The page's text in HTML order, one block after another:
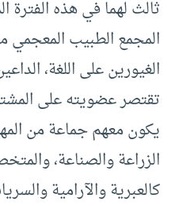
ثالث لهما في هذه الفترة
المجمع الطبيب
الغيورين على اللغة،
تقتصر عضويته على
يكون معهم جماعة من
الزراعة والصناعة،
كالعبرية والآرامية